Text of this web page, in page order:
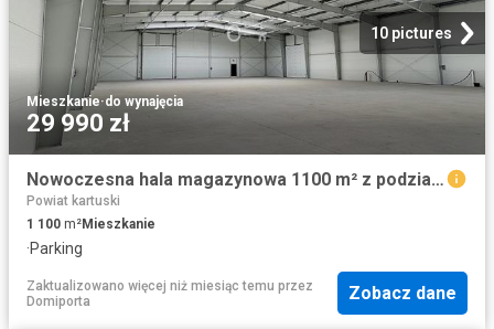
10 pictures
Mieszkanie·do wynajęcia
29 990 zł
Nowoczesna hala magazynowa 1100 m² z podziałem i monitoringiem
Powiat kartuski
1 100 m²Mieszkanie
·Parking
Zaktualizowano więcej niż miesiąc temu przez
Domiporta
Zobacz dane